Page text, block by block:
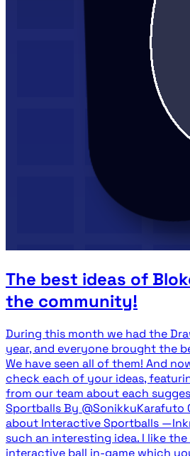
The best ideas of
the community!
During this month we had the
year, and everyone brought the
We have seen all of them! And
check each of your ideas,
from our team about each
Sportballs By @SonikkuKarafuto
about Interactive Sportballs
such an interesting idea. I like
interactive ball in-game which